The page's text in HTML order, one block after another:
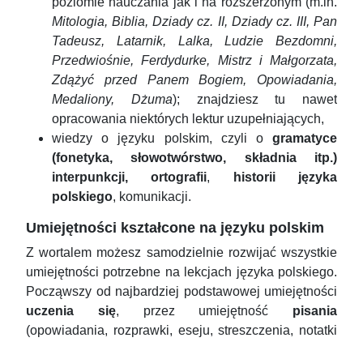
Mitologia, Biblia, Dziady cz. II, Dziady cz. III, Pan
Tadeusz, Latarnik, Lalka, Ludzie Bezdomni,
Przedwiośnie, Ferdydurke, Mistrz i Małgorzata,
Zdążyć przed Panem Bogiem, Opowiadania,
Medaliony, Dżuma); znajdziesz tu nawet
opracowania niektórych lektur uzupełniających,
wiedzy o języku polskim, czyli o gramatyce
(fonetyka, słowotwórstwo, składnia itp.)
interpunkcji, ortografii,
historii języka
polskiego, komunikacji.
Umiejętności kształcone na języku polskim
Z wortalem możesz samodzielnie rozwijać wszystkie
umiejętności potrzebne na lekcjach języka polskiego.
Począwszy od najbardziej podstawowej umiejętności
uczenia się, przez umiejętność pisania
(opowiadania, rozprawki, eseju, streszczenia, notatki